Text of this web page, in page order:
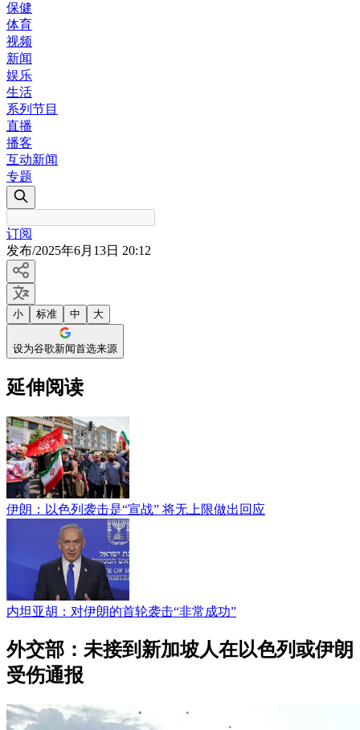
保健
体育
视频
新闻
娱乐
生活
系列节目
直播
播客
互动新闻
专题
订阅
发布/2025年6月13日 20:12
小 标准 中 大
设为谷歌新闻首选来源
延伸阅读
伊朗：以色列袭击是“宣战” 将无上限做出回应
内坦亚胡：对伊朗的首轮袭击“非常成功”
外交部：未接到新加坡人在以色列或伊朗
受伤通报